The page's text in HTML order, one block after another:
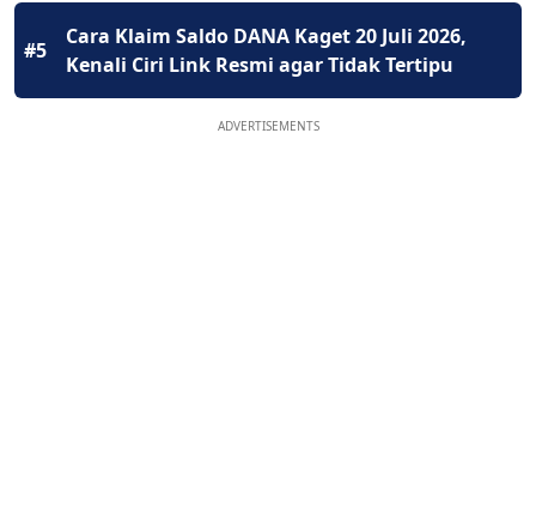
#5
Cara Klaim Saldo DANA Kaget 20 Juli 2026,
Kenali Ciri Link Resmi agar Tidak Tertipu
ADVERTISEMENTS